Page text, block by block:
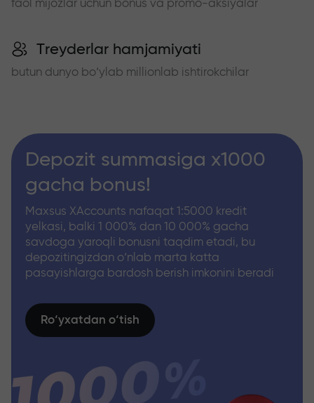
faol mijozlar uchun bonus va promo-aksiyalar
Treyderlar hamjamiyati
butun dunyo bo‘ylab millionlab ishtirokchilar
Depozit summasiga x1000
gacha bonus!
Maxsus XAccounts nafaqat 1:5000 kredit
yelkasi, balki 1 000% dan 10 000% gacha
savdoga yaroqli bonusni taqdim etadi, bu
depozitingizdan o‘nlab marta katta
pasayishlarga bardosh berish imkonini beradi
Ro‘yxatdan o‘tish